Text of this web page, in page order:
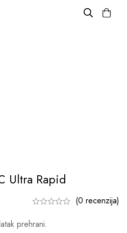
Ultra Rapid
(0 recenzija)
prehrani.